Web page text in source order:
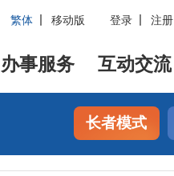
繁体 移动版 登录 注册
办事服务 互动交流
长者模式